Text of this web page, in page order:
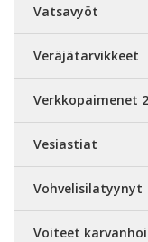
Vatsavyöt
Veräjätarvikkeet
Verkkopaimenet
Vesiastiat
Vohvelisilatyynyt
Voiteet